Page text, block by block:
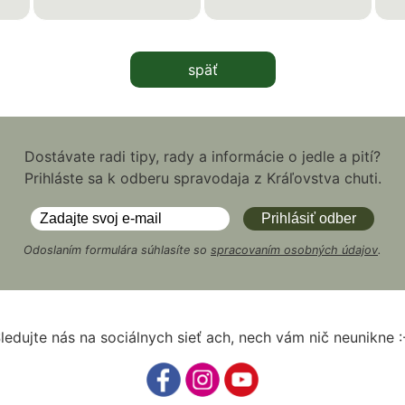
späť
Dostávate radi tipy, rady a informácie o jedle a pití?
Prihláste sa k odberu spravodaja z Kráľovstva chuti.
Odoslaním formulára súhlasíte so spracovaním osobných údajov.
nás na sociálnych sieť ach, nech vám nič neunikne